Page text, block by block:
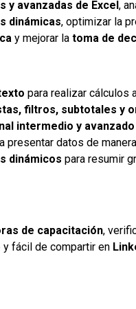
y avanzadas de Excel,
dinámicas, optimizar la
y mejorar la toma de
para realizar cálculos
filtros, subtotales y
intermedio y avanzado
presentar datos de
dinámicos para resumir
de capacitación,
y fácil de compartir en